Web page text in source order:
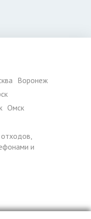
Воронеж
Омск
отходов,
и